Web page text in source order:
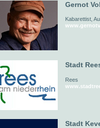
Gernot
Kabarettist,
Stadt
Rees
Stadt